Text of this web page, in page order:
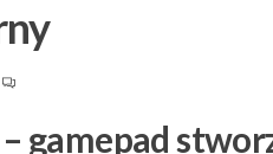
gamepad